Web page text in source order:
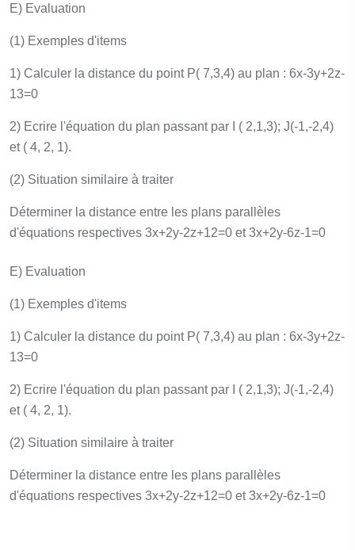
E) Evaluation
(1) Exemples d'items
1) Calculer la distance du point P( 7,3,4) au plan : 6x-3y+2z-
13=0
2) Ecrire l'équation du plan passant par I ( 2,1,3); J(-1,-2,4)
et ( 4, 2, 1).
(2) Situation similaire à traiter
Déterminer la distance entre les plans parallèles
d'équations respectives 3x+2y-2z+12=0 et 3x+2y-6z-1=0
E) Evaluation
(1) Exemples d'items
1) Calculer la distance du point P( 7,3,4) au plan : 6x-3y+2z-
13=0
2) Ecrire l'équation du plan passant par I ( 2,1,3); J(-1,-2,4)
et ( 4, 2, 1).
(2) Situation similaire à traiter
Déterminer la distance entre les plans parallèles
d'équations respectives 3x+2y-2z+12=0 et 3x+2y-6z-1=0